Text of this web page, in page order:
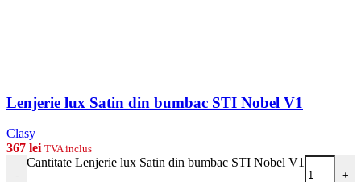
Lenjerie lux Satin din bumbac STI Nobel V1
Clasy
367 lei TVA inclus
-
Cantitate Lenjerie lux Satin din bumbac STI Nobel V1
+